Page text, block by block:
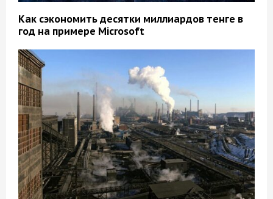
Как сэкономить десятки миллиардов тенге в
год на примере Microsoft